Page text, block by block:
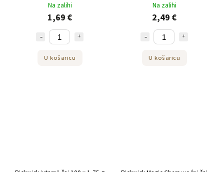
Na zalihi
1,69 €
U košaricu
Na zalihi
2,49 €
U košaricu